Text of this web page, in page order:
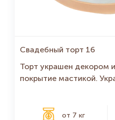
Свадебный торт 16
Торт украшен декором
покрытие мастикой.
от 7 кг